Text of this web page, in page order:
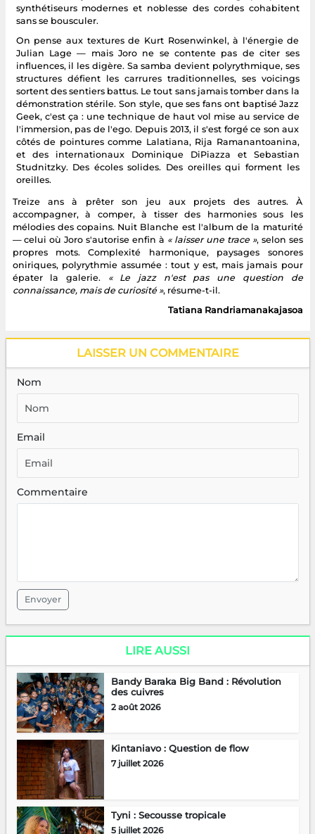
synthétiseurs modernes et noblesse des cordes cohabitent
sans se bousculer.
On pense aux textures de Kurt Rosenwinkel, à l'énergie de
Julian Lage — mais Joro ne se contente pas de citer ses
influences, il les digère. Sa samba devient polyrythmique, ses
structures défient les carrures traditionnelles, ses voicings
sortent des sentiers battus. Le tout sans jamais tomber dans la
démonstration stérile. Son style, que ses fans ont baptisé Jazz
Geek, c'est ça : une technique de haut vol mise au service de
l'immersion, pas de l'ego. Depuis 2013, il s'est forgé ce son aux
côtés de pointures comme Lalatiana, Rija Ramanantoanina,
et des internationaux Dominique DiPiazza et Sebastian
Studnitzky. Des écoles solides. Des oreilles qui forment les
oreilles.
Treize ans à prêter son jeu aux projets des autres. À
accompagner, à comper, à tisser des harmonies sous les
mélodies des copains. Nuit Blanche est l'album de la maturité
— celui où Joro s'autorise enfin à « laisser une trace », selon ses
propres mots. Complexité harmonique, paysages sonores
oniriques, polyrythmie assumée : tout y est, mais jamais pour
épater la galerie. « Le jazz n'est pas une question de
connaissance, mais de curiosité », résume-t-il.
Tatiana Randriamanakajasoa
LAISSER UN COMMENTAIRE
Nom
Email
Commentaire
Envoyer
LIRE AUSSI
Bandy Baraka Big Band : Révolution
des cuivres
2 août 2026
Kintaniavo : Question de flow
7 juillet 2026
Tyni : Secousse tropicale
5 juillet 2026